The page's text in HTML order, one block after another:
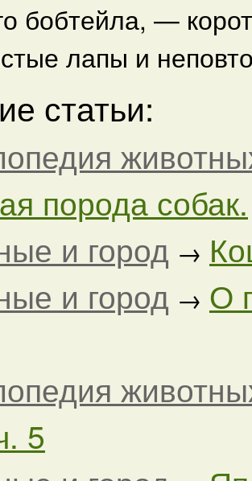
бобтейла, —
лапы и
статьи:
порода собак.
и город →
и город → О
5